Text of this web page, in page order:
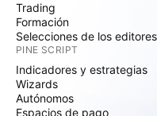
Trading
Formación
Selecciones de los editores
PINE SCRIPT
Indicadores y estrategias
Wizards
Autónomos
Espacios de pago